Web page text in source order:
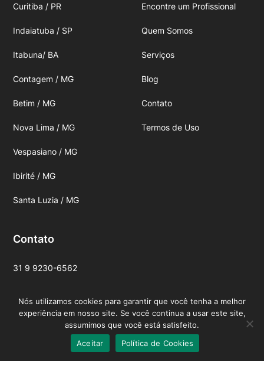
Curitiba / PR
Indaiatuba / SP
Itabuna/ BA
Contagem / MG
Betim / MG
Nova Lima / MG
Vespasiano / MG
Ibirité / MG
Santa Luzia / MG
Encontre um Profissional
Quem Somos
Serviços
Blog
Contato
Termos de Uso
Contato
31 9 9230-6562
Nós utilizamos cookies para garantir que você tenha a melhor
experiência em nosso site. Se você continua a usar este site,
assumimos que você está satisfeito.
Aceitar
Política de Cookies